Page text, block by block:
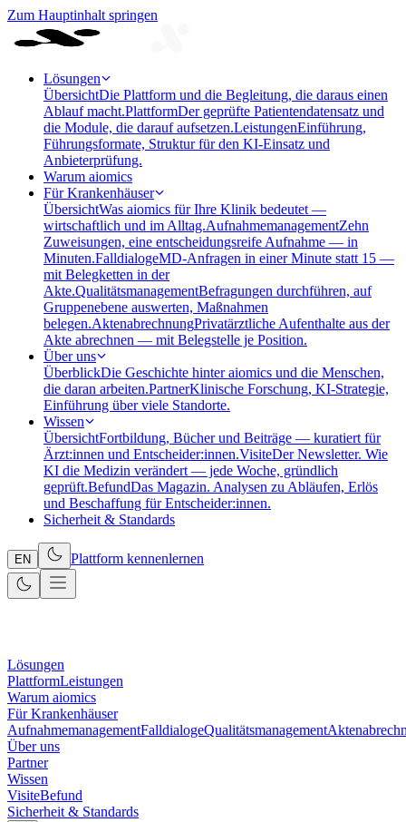
Zum Hauptinhalt springen
Lösungen
ÜbersichtDie Plattform und die Begleitung, die daraus einen
Ablauf macht.PlattformDer geprüfte Patientendatensatz und
die Module, die darauf aufsetzen.LeistungenEinführung,
Führungsformate, Struktur für den KI-Einsatz und
Anbieterprüfung.
Warum aiomics
Für Krankenhäuser
ÜbersichtWas aiomics für Ihre Klinik bedeutet —
wirtschaftlich und im Alltag.AufnahmemanagementZehn
Zuweisungen, eine entscheidungsreife Aufnahme — in
Minuten.FalldialogeMD-Anfragen in einer Minute statt 15 —
mit Belegketten in der
Akte.QualitätsmanagementBefragungen durchführen, auf
Gruppenebene auswerten, Maßnahmen
belegen.AktenabrechnungPrivatärztliche Aufenthalte aus der
Akte abrechnen — mit Belegstelle je Position.
Über uns
ÜberblickDie Geschichte hinter aiomics und die Menschen,
die daran arbeiten.PartnerKlinische Forschung, KI-Strategie,
Einführung über viele Standorte.
Wissen
ÜbersichtFortbildung, Bücher und Beiträge — kuratiert für
Ärzt:innen und Entscheider:innen.VisiteDer Newsletter. Wie
KI die Medizin verändert — jede Woche, gründlich
geprüft.BefundDas Magazin. Analysen zu Abläufen, Erlös
und Beschaffung für Entscheider:innen.
Sicherheit & Standards
EN Plattform kennenlernen
Lösungen
PlattformLeistungen
Warum aiomics
Für Krankenhäuser
AufnahmemanagementFalldialogeQualitätsmanagement
Über uns
Partner
Wissen
VisiteBefund
Sicherheit & Standards